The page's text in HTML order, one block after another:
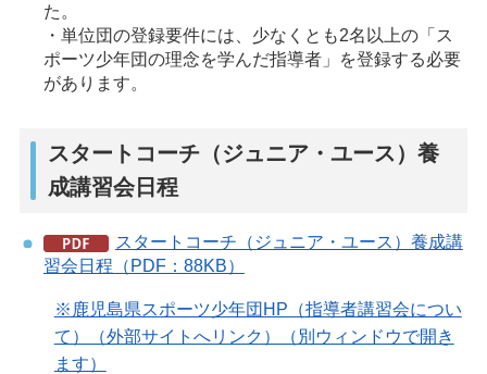
た。
・単位団の登録要件には、少なくとも2名以上の「ス
ポーツ少年団の理念を学んだ指導者」を登録する必要
があります。
スタートコーチ（ジュニア・ユース）養
成講習会日程
スタートコーチ（ジュニア・ユース）養成講
習会日程（PDF：88KB）
※鹿児島県スポーツ少年団HP（指導者講習会につい
て）（外部サイトへリンク）（別ウィンドウで開き
ます）